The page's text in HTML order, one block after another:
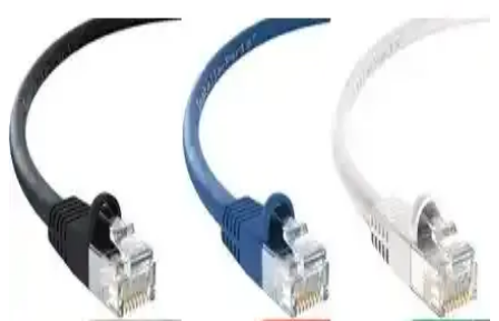
Derkab 20 Metre Cat6 Ethernet Kablosu: Yüksek
Hızlı ve Güvenilir Bağlantı Çözümü
Derkab 20 metre Cat6 Ethernet kablosu, yüksek hız ve dayanıklılık
sunar. Güçlü yapısı ve kolay kurulumu ile ev ve ofislerde güvenilir
internet bağlantısı sağlar.
Derkab 30 Metre Cat6 Ethernet Kablosu: Yüksek
Performans ve Güvenilir Bağlantı Çözümü
Derkab'ın 30 metre uzunluğundaki Cat6 Ethernet kablosu, yüksek
hız ve dayanıklılık sunar, ofis ve ev kullanımı için ideal,
elektromanyetik girişimi azaltan U/UTP teknolojisiyle güvenilir veri
iletimi sağlar.